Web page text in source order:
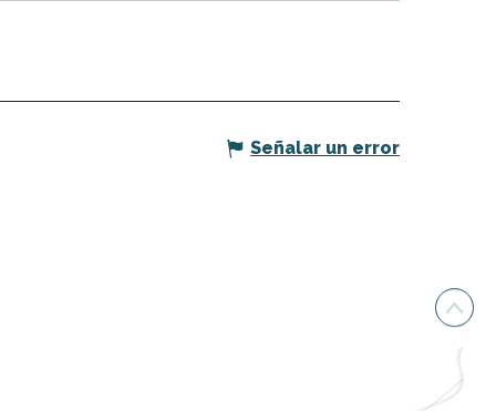
Señalar un error